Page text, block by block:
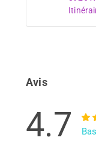
Avis
4.7